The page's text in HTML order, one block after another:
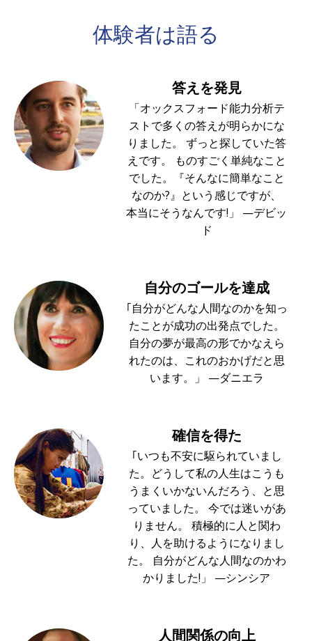
体験者は語る
答えを発見
「オックスフォード能力分析テ
ストで多くの答えが明らかにな
りました。 ずっと探していた答
えです。 ものすごく単純なこと
でした。『そんなに簡単なこと
なのか?』という感じですが、
本当にそうなんです!」 —デビッ
ド
自分のゴールを達成
｢自分がどんな人間なのかを知っ
たことが成功の出発点でした。
自分の夢が最高の形でかなえら
れたのは、これのおかげだと思
います。」 —ダニエラ
確信を得た
｢いつも不安に駆られていまし
た。どうして私の人生はこうも
うまくいかないんだろう、と思
っていました。 今では迷いがあ
りません。 積極的に人と関わ
り、人を助けるようになりまし
た。 自分がどんな人間なのかわ
かりました!」 —シンシア
人間関係の向上